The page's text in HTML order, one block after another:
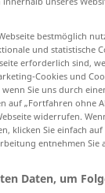
bestmöglich
und statistische
erforderlich sind,
Cookies und
Sie uns durch
auf „Fortfahren ohne
widerrufen.
klicken Sie einfach
entnehmen Sie
Daten, um